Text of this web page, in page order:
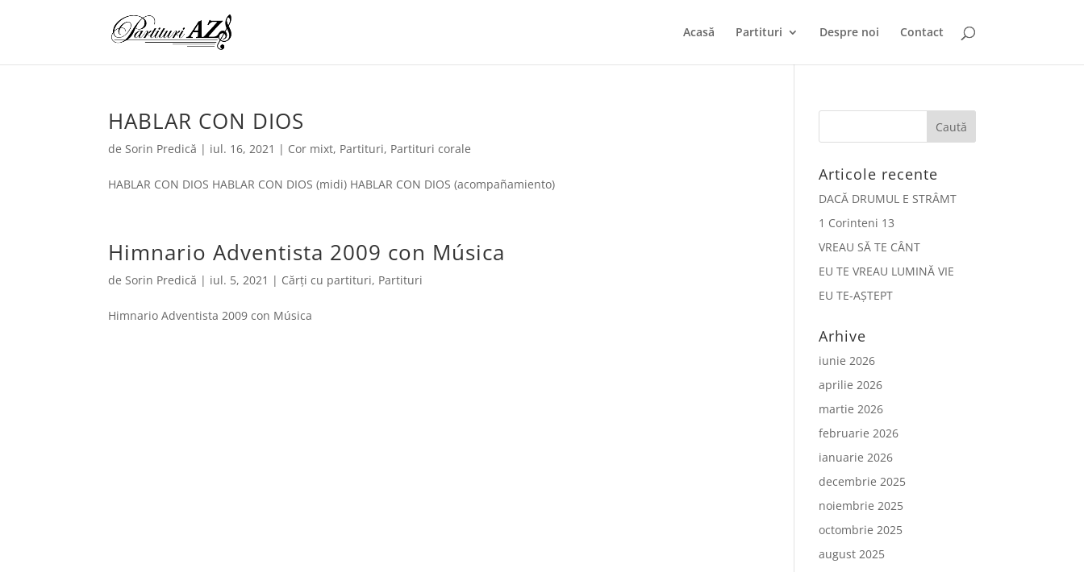
Acasă Partituri Despre noi Contact
HABLAR CON DIOS
deSorin Predică | iul. 16, 2021 | Cor mixt, Partituri, Partituri corale
HABLAR CON DIOS HABLAR CON DIOS (midi) HABLAR CON DIOS (acompañamiento)
Himnario Adventista 2009 con Música
deSorin Predică | iul. 5, 2021 | Cărți cu partituri, Partituri
Himnario Adventista 2009 con Música
Articole recente
DACĂ DRUMUL E STRÂMT
1 Corinteni 13
VREAU SĂ TE CÂNT
EU TE VREAU LUMINĂ VIE
EU TE-AȘTEPT
Arhive
iunie 2026
aprilie 2026
martie 2026
februarie 2026
ianuarie 2026
decembrie 2025
noiembrie 2025
octombrie 2025
august 2025